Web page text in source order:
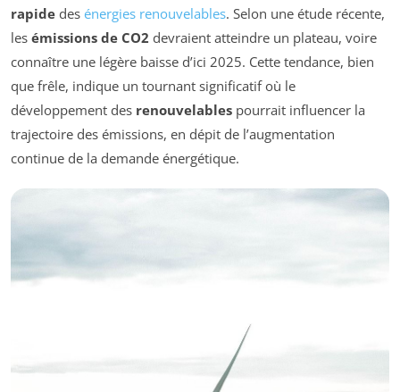
rapide des énergies renouvelables. Selon une étude récente,
les émissions de CO2 devraient atteindre un plateau, voire
connaître une légère baisse d’ici 2025. Cette tendance, bien
que frêle, indique un tournant significatif où le
développement des renouvelables pourrait influencer la
trajectoire des émissions, en dépit de l’augmentation
continue de la demande énergétique.